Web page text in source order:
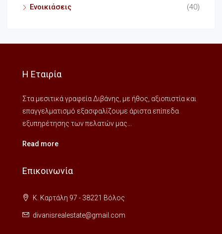
Ενοικιάσεις
(40)
Η Εταιρία
Στα μεσιτικά γραφεία Διβάνης, με ήθος, αξιοπιστία και
επαγγελματισμό εξασφαλίζουμε άριστα επίπεδα
εξυπηρέτησης των πελατών μας...
Read more
Επικοινωνία
Κ. Καρτάλη 97 - 38221 Βόλος
divanisrealestate@gmail.com